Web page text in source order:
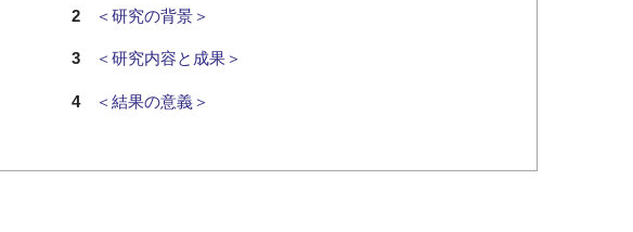
＜研究の背景＞
＜研究内容と成果＞
＜結果の意義＞